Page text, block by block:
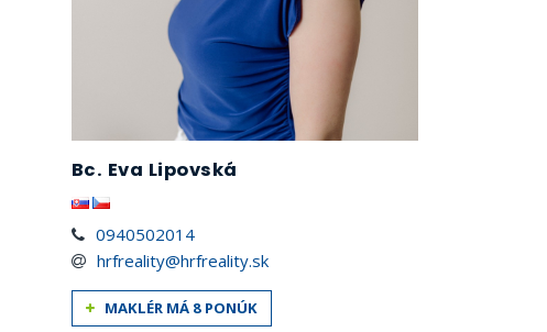
Bc. Eva Lipovská
0940502014
hrfreality@hrfreality.sk
MAKLÉR MÁ 8 PONÚK